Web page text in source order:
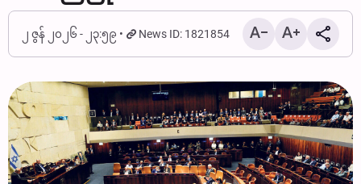
၂ ဇွန် ၂၀၂၆ - ၂၃:၅၉ News ID: 1821854